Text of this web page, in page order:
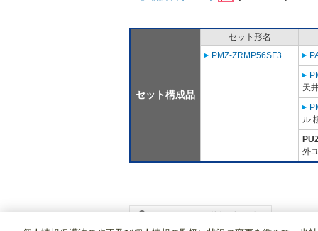
セット構成品
セット形名
PMZ-ZRMP56SF3
天
ル
外